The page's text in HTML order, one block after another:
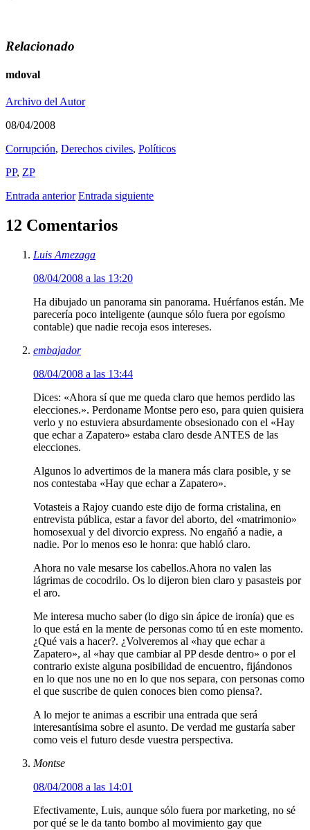
Relacionado
mdoval
Archivo del Autor
08/04/2008
Corrupción, Derechos civiles, Polí­ticos
PP, ZP
Entrada anterior Entrada siguiente
12 Comentarios
Luis Amezaga
08/04/2008 a las 13:20
Ha dibujado un panorama sin panorama. Huérfanos están. Me
parecería poco inteligente (aunque sólo fuera por egoísmo
contable) que nadie recoja esos intereses.
embajador
08/04/2008 a las 13:44
Dices: «Ahora sí que me queda claro que hemos perdido las
elecciones.». Perdoname Montse pero eso, para quien quisiera
verlo y no estuviera absurdamente obsesionado con el «Hay
que echar a Zapatero» estaba claro desde ANTES de las
elecciones.
Algunos lo advertimos de la manera más clara posible, y se
nos contestaba «Hay que echar a Zapatero».
Votasteis a Rajoy cuando este dijo de forma cristalina, en
entrevista pública, estar a favor del aborto, del «matrimonio»
homosexual y del divorcio express. No engañó a nadie, a
nadie. Por lo menos eso le honra: que habló claro.
Ahora no vale mesarse los cabellos.Ahora no valen las
lágrimas de cocodrilo. Os lo dijeron bien claro y pasasteis por
el aro.
Me interesa mucho saber (lo digo sin ápice de ironía) que es
lo que está en la mente de personas como tú en este momento.
¿Qué vais a hacer?. ¿Volveremos al «hay que echar a
Zapatero», al «hay que cambiar al PP desde dentro» o por el
contrario existe alguna posibilidad de encuentro, fijándonos
en lo que nos une no en lo que nos separa, con personas como
el que suscribe de quien conoces bien como piensa?.
A lo mejor te animas a escribir una entrada que será
interesantísima sobre el asunto. De verdad me gustaría saber
como veis el futuro desde vuestra perspectiva.
Montse
08/04/2008 a las 14:01
Efectivamente, Luis, aunque sólo fuera por marketing, no sé
por qué se le da tanto bombo al movimiento gay que